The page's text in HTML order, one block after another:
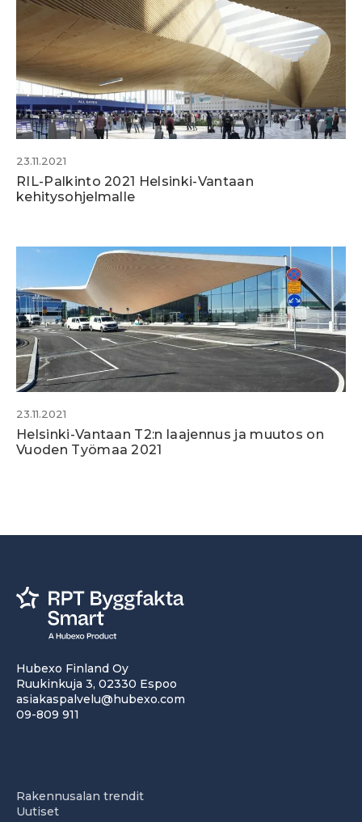
23.11.2021
RIL-Palkinto 2021 Helsinki-Vantaan
kehitysohjelmalle
23.11.2021
Helsinki-Vantaan T2:n laajennus ja muutos on
Vuoden Työmaa 2021
Hubexo Finland Oy
Ruukinkuja 3, 02330 Espoo
asiakaspalvelu@hubexo.com
09-809 911
Rakennusalan trendit
Uutiset